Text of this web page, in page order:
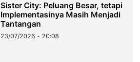
Sister City: Peluang Besar, tetapi
Implementasinya Masih Menjadi
Tantangan
23/07/2026 - 20:08